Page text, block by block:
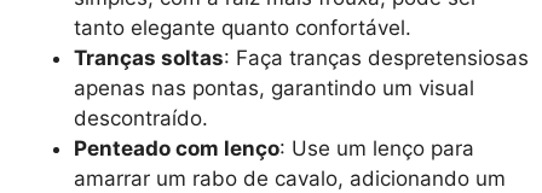
tanto elegante quanto confortável.
Tranças soltas: Faça tranças despretensiosas
apenas nas pontas, garantindo um visual
descontraído.
Penteado com lenço: Use um lenço para
amarrar um rabo de cavalo, adicionando um